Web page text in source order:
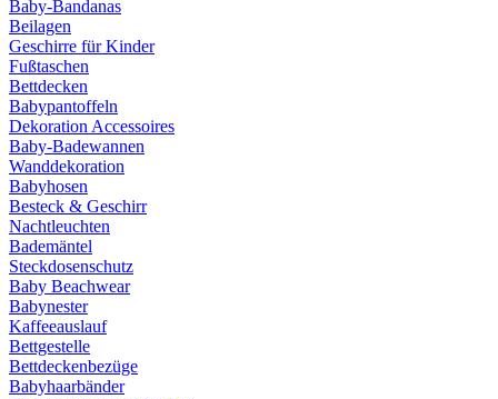
Baby-Bandanas
Beilagen
Geschirre für Kinder
Fußtaschen
Bettdecken
Babypantoffeln
Dekoration Accessoires
Baby-Badewannen
Wanddekoration
Babyhosen
Besteck & Geschirr
Nachtleuchten
Bademäntel
Steckdosenschutz
Baby Beachwear
Babynester
Kaffeeauslauf
Bettgestelle
Bettdeckenbezüge
Babyhaarbänder